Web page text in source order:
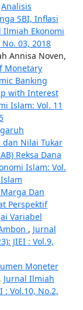
Analisis
SBI, Inflasi
Ilmiah Ekonomi
No. 03, 2018
Annisa Noven,
Monetary
Banking
with Interest
Islam: Vol. 11
dan Nilai Tukar
Reksa Dana
Islam: Vol.
Dan
Perspektif
Variabel
, Jurnal
JIEI : Vol.9,
Moneter
, Jurnal Ilmiah
: Vol.10, No.2,